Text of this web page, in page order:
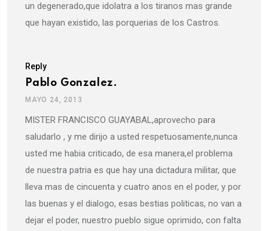
un degenerado,que idolatra a los tiranos mas grande
que hayan existido, las porquerias de los Castros.
Reply
Pablo Gonzalez.
MAYO 24, 2013
MISTER FRANCISCO GUAYABAL,aprovecho para
saludarlo , y me dirijo a usted respetuosamente,nunca
usted me habia criticado, de esa manera,el problema
de nuestra patria es que hay una dictadura militar, que
lleva mas de cincuenta y cuatro anos en el poder, y por
las buenas y el dialogo, esas bestias politicas, no van a
dejar el poder, nuestro pueblo sigue oprimido, con falta